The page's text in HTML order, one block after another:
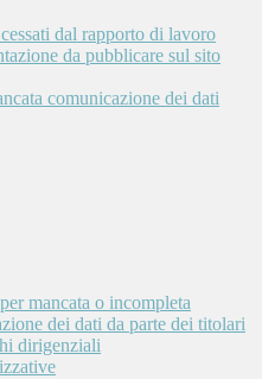
dal rapporto di lavoro
da pubblicare sul sito
comunicazione dei dati
mancata o incompleta
dei dati da parte dei titolari
dirigenziali